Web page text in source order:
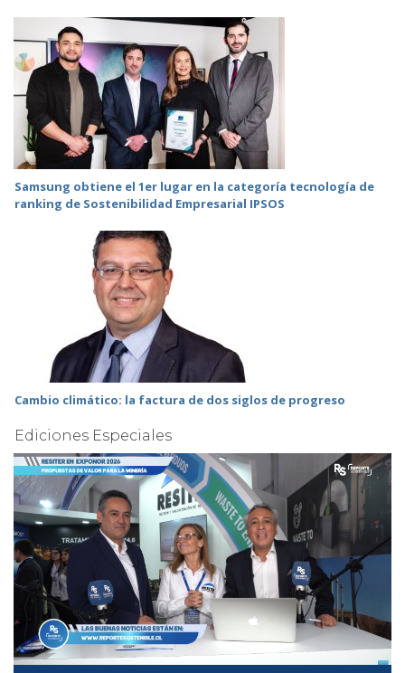
Samsung obtiene el 1er lugar en la categoría tecnología de
ranking de Sostenibilidad Empresarial IPSOS
Cambio climático: la factura de dos siglos de progreso
Ediciones Especiales